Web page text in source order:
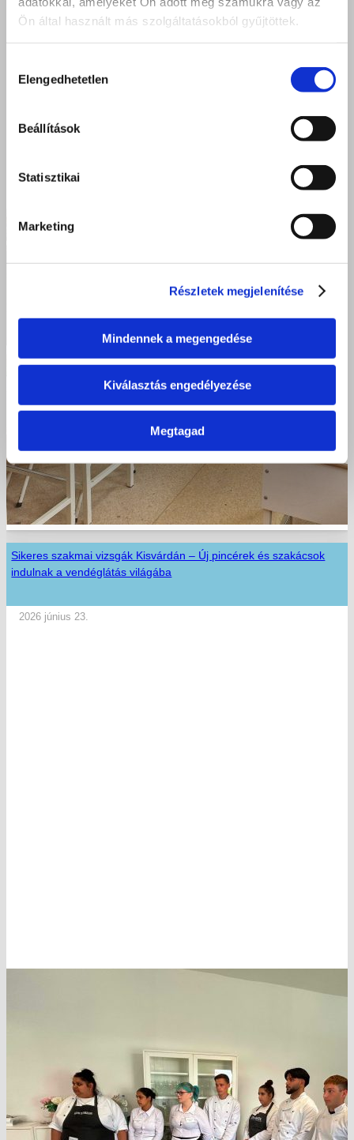
Ön által használt más szolgáltatásokból gyűjtöttek.
kiválasztása
Elengedhetetlen
Beállítások
Statisztikai
Marketing
Részletek megjelenítése
Mindennek a megengedése
Kiválasztás engedélyezése
Megtagad
Sikeres szakmai vizsgák Kisvárdán – Új pincérek és szakácsok
indulnak a vendéglátás világába
2026 június 23.